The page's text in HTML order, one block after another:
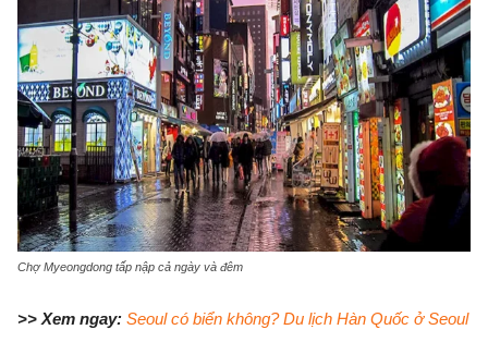
Chợ Myeongdong tấp nập cả ngày và đêm
>> Xem ngay: Seoul có biển không? Du lịch Hàn Quốc ở Seoul